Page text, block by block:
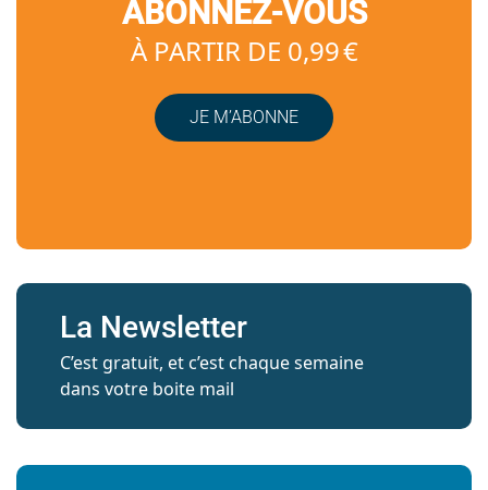
ABONNEZ-VOUS
À PARTIR DE 0,99 €
JE M’ABONNE
La Newsletter
C’est gratuit, et c’est chaque semaine
dans votre boite mail